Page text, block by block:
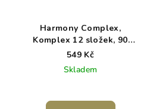
Harmony Complex,
Komplex 12 složek, 90
veganských kapslí
549 Kč
Skladem